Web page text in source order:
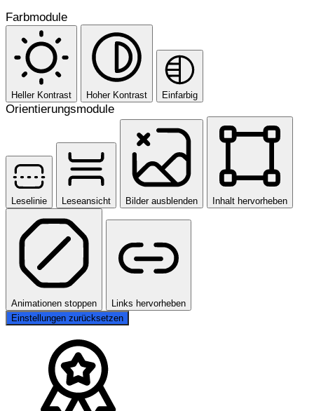
Farbmodule
Heller Kontrast Hoher Kontrast Einfarbig
Orientierungsmodule
Leselinie Leseansicht Bilder ausblenden Inhalt hervorheben
Animationen stoppen
Links hervorheben
Einstellungen zurücksetzen